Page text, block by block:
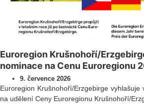
Euroregion Krušnohoří/
nominace na Cenu Euroregionu
9. července 2026
Euroregion Krušnohoří/Erzgebirge
na udělení Ceny Euroregionu Krušnohoří/